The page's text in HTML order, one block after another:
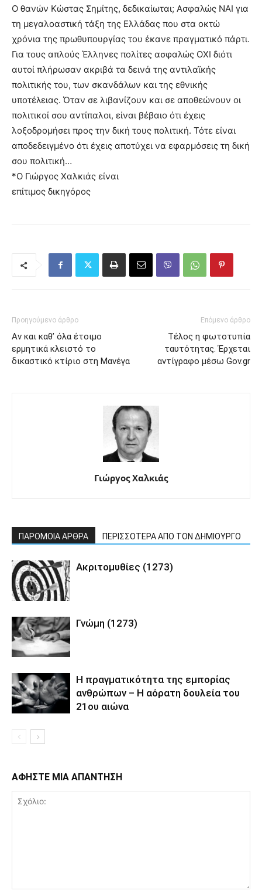
Ο θανών Κώστας Σημίτης, δεδικαίωται; Ασφαλώς ΝΑΙ για
τη μεγαλοαστική τάξη της Ελλάδας που στα οκτώ
χρόνια της πρωθυπουργίας του έκανε πραγματικό πάρτι.
Για τους απλούς Έλληνες πολίτες ασφαλώς ΟΧΙ διότι
αυτοί πλήρωσαν ακριβά τα δεινά της αντιλαϊκής
πολιτικής του, των σκανδάλων και της εθνικής
υποτέλειας. Όταν σε λιβανίζουν και σε αποθεώνουν οι
πολιτικοί σου αντίπαλοι, είναι βέβαιο ότι έχεις
λοξοδρομήσει προς την δική τους πολιτική. Τότε είναι
αποδεδειγμένο ότι έχεις αποτύχει να εφαρμόσεις τη δική
σου πολιτική…
*Ο Γιώργος Χαλκιάς είναι
επίτιμος δικηγόρος
Προηγούμενο άρθρο
Αν και καθ’ όλα έτοιμο
ερμητικά κλειστό το
δικαστικό κτίριο στη Μανέγα
Επόμενο άρθρο
Τέλος η φωτοτυπία
ταυτότητας. Έρχεται
αντίγραφο μέσω Gov.gr
Γιώργος Χαλκιάς
ΠΑΡΟΜΟΙΑ ΑΡΘΡΑ ΠΕΡΙΣΣΟΤΕΡΑ ΑΠΟ ΤΟΝ ΔΗΜΙΟΥΡΓΟ
Ακριτομυθίες (1273)
Γνώμη (1273)
Η πραγματικότητα της εμπορίας
ανθρώπων – Η αόρατη δουλεία του
21ου αιώνα
ΑΦΗΣΤΕ ΜΙΑ ΑΠΑΝΤΗΣΗ